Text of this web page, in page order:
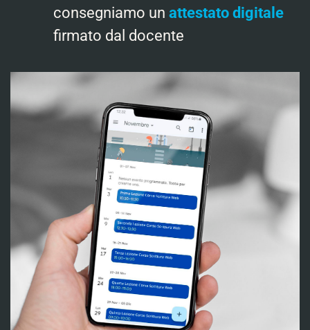
consegniamo un attestato digitale
firmato dal docente